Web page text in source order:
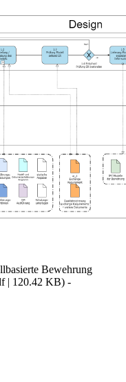
Bewehrung
| 120.42 KB) -